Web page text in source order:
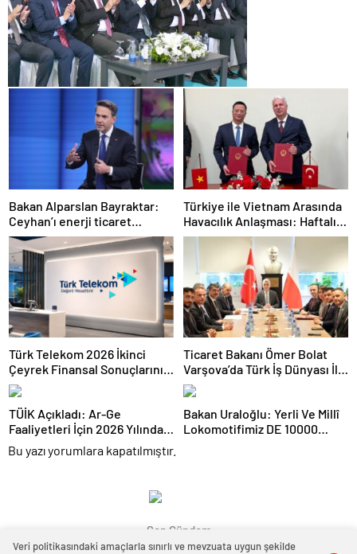
Bakan Alparslan Bayraktar:
Ceyhan’ı enerji ticaret
merkezi yapacağız
Türkiye ile Vietnam Arasında
Havacılık Anlaşması: Haftalık
Sefer Sayısı 42’ye Yükseldi
Türk Telekom 2026 İkinci
Çeyrek Finansal Sonuçlarını
Açıkladı: Yarı Yıl Geliri 142
Milyar TL’yi Aştı
Ticaret Bakanı Ömer Bolat
Varşova’da Türk İş Dünyası İle
Buluştu: Ticaret Hacmi 12,5
Milyar Dolara Ulaştı
TÜİK Açıkladı: Ar-Ge
Faaliyetleri İçin 2026 Yılında
308 Milyar Lira Tahsis Edildi
Bakan Uraloğlu: Yerli Ve Millî
Lokomotifimiz DE 10000
Bu yazı yorumlara kapatılmıştır.
Son Gündem
Veri politikasındaki amaçlarla sınırlı ve mevzuata uygun şekilde